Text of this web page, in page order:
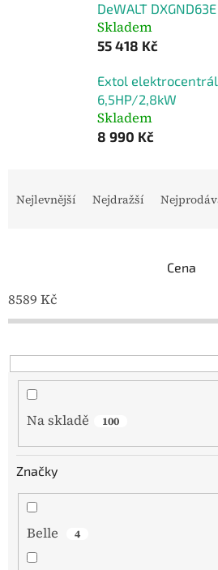
DeWALT
Skladem
55 418 Kč
Extol
6,5HP/2,8kW
Skladem
8 990 Kč
r
o
u
k
Nejlevnější Nejdražší
Cena
8589 Kč
Na skladě 100
Značky
Belle 4